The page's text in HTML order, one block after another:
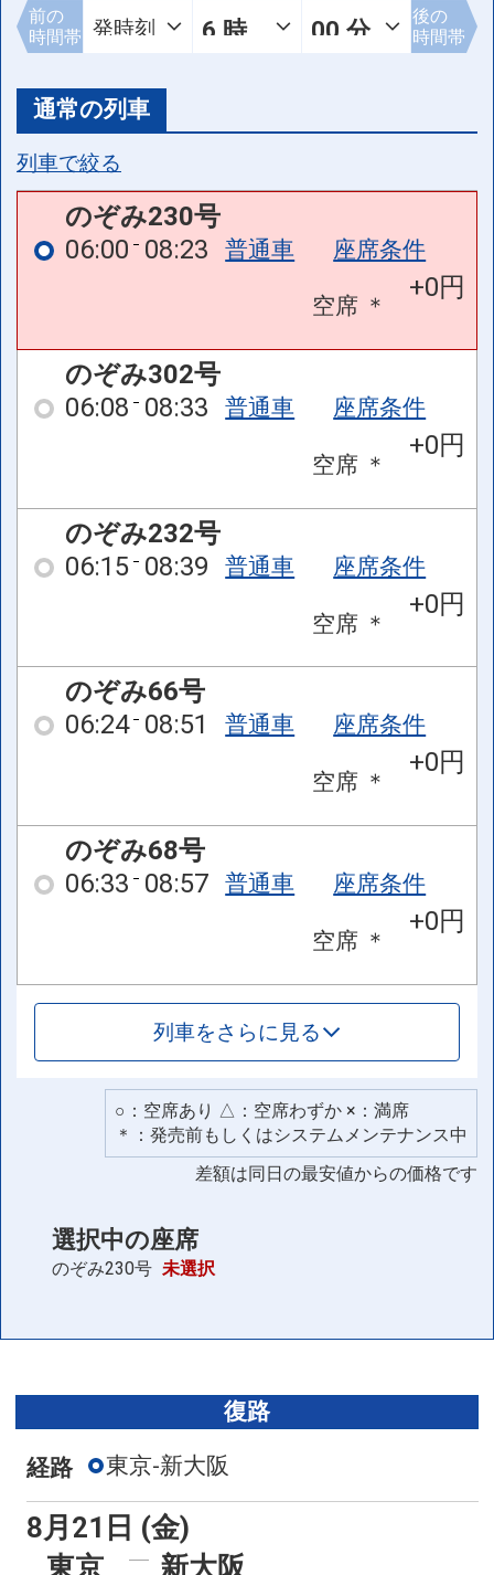
前の
時間帯
後の
時間帯
通常の列車
列車で絞る
のぞみ230号
06:00 08:23 普通車 座席条件
空席 ＊
+0円
のぞみ302号
06:08 08:33 普通車 座席条件
空席 ＊
+0円
のぞみ232号
06:15 08:39 普通車 座席条件
空席 ＊
+0円
のぞみ66号
06:24 08:51 普通車 座席条件
空席 ＊
+0円
のぞみ68号
06:33 08:57 普通車 座席条件
空席 ＊
+0円
列車をさらに見る
○：空席あり △：空席わずか ×：満席
＊：発売前もしくはシステムメンテナンス中
差額は同日の最安値からの価格です
選択中の座席
のぞみ230号 未選択
復路
経路 東京-新大阪
8月21日 (金)
東京
新大阪